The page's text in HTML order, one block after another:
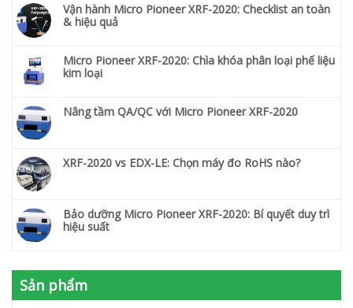
Vận hành Micro Pioneer XRF-2020: Checklist an toàn
& hiệu quả
Micro Pioneer XRF-2020: Chìa khóa phân loại phế liệu
kim loại
Nâng tầm QA/QC với Micro Pioneer XRF-2020
XRF-2020 vs EDX-LE: Chọn máy đo RoHS nào?
Bảo dưỡng Micro Pioneer XRF-2020: Bí quyết duy trì
hiệu suất
Sản phẩm